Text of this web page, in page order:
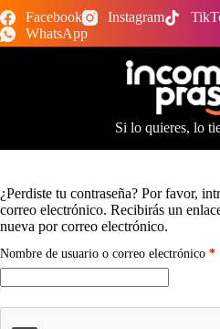
Saltar
al
contenido
Facebook Instagram
WhatsApp
Si lo quieres, lo
¿Perdiste tu contraseña? Por favor,
correo electrónico. Recibirás un
nueva por correo electrónico.
Nombre de usuario o correo electrónico *